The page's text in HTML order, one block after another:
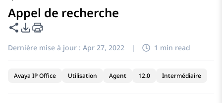
Appel de recherche
Partager cette page
Options d'exportation PDF
Dernière mise à jour : Apr 27, 2022 | 1 min read
Avaya IP Office Utilisation Agent 12.0 Intermédiaire